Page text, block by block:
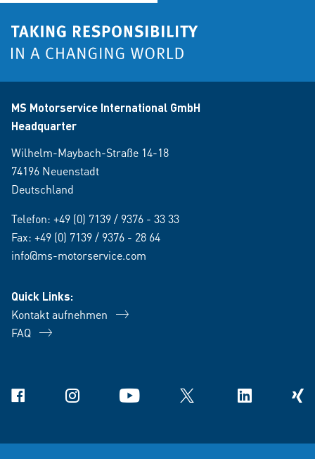
MS Motorservice International GmbH
Headquarter
Wilhelm-Maybach-Straße 14-18
74196 Neuenstadt
Deutschland
Telefon: +49 (0) 7139 / 9376 - 33 33
Fax: +49 (0) 7139 / 9376 - 28 64
info@ms-motorservice.com
Quick Links:
Kontakt aufnehmen
FAQ
Facebook Instagram YouTube X Linkedin Xing